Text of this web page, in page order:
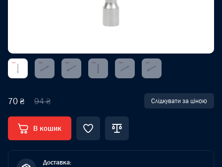
70 ₴ 94 ₴ Слідкувати за ціною
В кошик
Доставка: